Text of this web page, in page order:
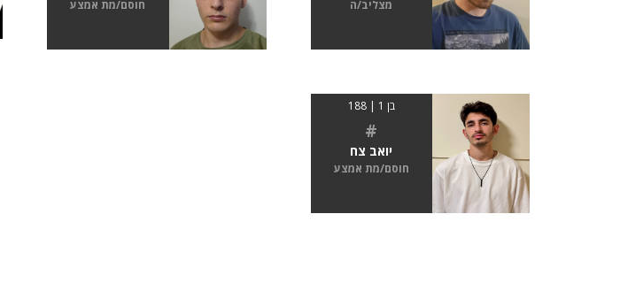
מצליב/ה חוסם/מת אמצע
בן 1 | 188
#
יואב צח
חוסם/מת אמצע